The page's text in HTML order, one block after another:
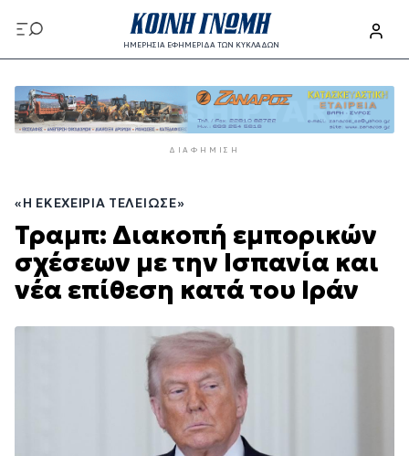
προς
το
περιεχόμενο
ΗΜΕΡΗΣΙΑ ΕΦΗΜΕΡΙΔΑ ΤΩΝ ΚΥΚΛΑΔΩΝ
προς
το
κυρίως
ΔΙΑΦΉΜΙΣΗ
«Η ΕΚΕΧΕΙΡΊΑ ΤΕΛΕΊΩΣΕ»
Τραμπ: Διακοπή εμπορικών
σχέσεων με την Ισπανία και
νέα επίθεση κατά του Ιράν